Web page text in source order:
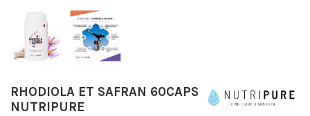
RHODIOLA ET SAFRAN 60CAPS
NUTRIPURE